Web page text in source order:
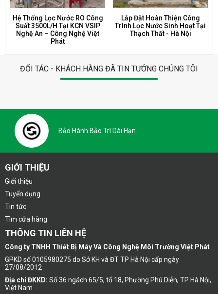
Hệ Thống Lọc Nước RO Công
Suất 3500L/H Tại KCN VSIP
Nghệ An – Công Nghệ Việt
Phát
Lắp Đặt Hoàn Thiện Công
Trình Lọc Nước Sinh Hoạt Tại
Thạch Thất - Hà Nội
ĐỐI TÁC - KHÁCH HÀNG ĐÃ TIN TƯỞNG CHÚNG TÔI
Bảo Hành Bảo Trì Dài Hạn
GIỚI THIỆU
Giới thiệu
Tuyển dụng
Tin tức
Tìm cửa hàng
THÔNG TIN LIÊN HỆ
Công ty TNHH Thiết Bị Máy Và Công Nghệ Môi Trường Việt Phát
GPKD số 0105980275 do Sở KH và ĐT TP Hà Nội cấp ngày
27/08/2012
Địa chỉ ĐKKD: Số 36 ngách 65/5, tổ 18, Phường Phú Diễn, TP Hà Nội,
Việt Nam